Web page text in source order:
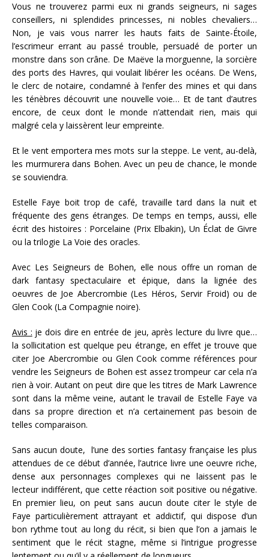
Vous ne trouverez parmi eux ni grands seigneurs, ni sages
conseillers, ni splendides princesses, ni nobles chevaliers…
Non, je vais vous narrer les hauts faits de Sainte-Étoile,
l’escrimeur errant au passé trouble, persuadé de porter un
monstre dans son crâne. De Maëve la morguenne, la sorcière
des ports des Havres, qui voulait libérer les océans. De Wens,
le clerc de notaire, condamné à l’enfer des mines et qui dans
les ténèbres découvrit une nouvelle voie… Et de tant d’autres
encore, de ceux dont le monde n’attendait rien, mais qui
malgré cela y laissèrent leur empreinte.
Et le vent emportera mes mots sur la steppe. Le vent, au-delà,
les murmurera dans Bohen. Avec un peu de chance, le monde
se souviendra.
Estelle Faye boit trop de café, travaille tard dans la nuit et
fréquente des gens étranges. De temps en temps, aussi, elle
écrit des histoires : Porcelaine (Prix Elbakin), Un Éclat de Givre
ou la trilogie La Voie des oracles.
Avec Les Seigneurs de Bohen, elle nous offre un roman de
dark fantasy spectaculaire et épique, dans la lignée des
oeuvres de Joe Abercrombie (Les Héros, Servir Froid) ou de
Glen Cook (La Compagnie noire).
Avis : je dois dire en entrée de jeu, après lecture du livre que…
la sollicitation est quelque peu étrange, en effet je trouve que
citer Joe Abercrombie ou Glen Cook comme références pour
vendre les Seigneurs de Bohen est assez trompeur car cela n’a
rien à voir. Autant on peut dire que les titres de Mark Lawrence
sont dans la même veine, autant le travail de Estelle Faye va
dans sa propre direction et n’a certainement pas besoin de
telles comparaison.
Sans aucun doute, l’une des sorties fantasy française les plus
attendues de ce début d’année, l’autrice livre une oeuvre riche,
dense aux personnages complexes qui ne laissent pas le
lecteur indifférent, que cette réaction soit positive ou négative.
En premier lieu, on peut sans aucun doute citer le style de
Faye particulièrement attrayant et addictif, qui dispose d’un
bon rythme tout au long du récit, si bien que l’on a jamais le
sentiment que le récit stagne, même si l’intrigue progresse